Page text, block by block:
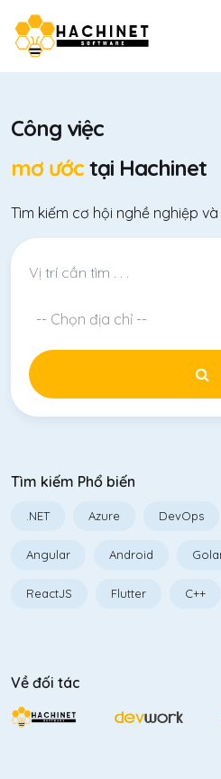
Công việc
mơ ước tại Hachinet
Tìm kiếm cơ hội nghề nghiệp
-- Chọn địa chỉ --
Tìm kiếm Phổ biến
.NET Azure DevOps
Angular Android
ReactJS Flutter C++
Về đối tác